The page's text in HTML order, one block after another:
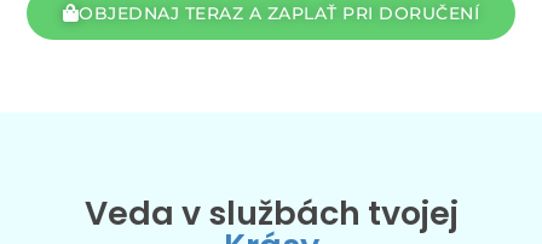
OBJEDNAJ TERAZ A ZAPLAŤ PRI DORUČENÍ
Veda v službách tvojej